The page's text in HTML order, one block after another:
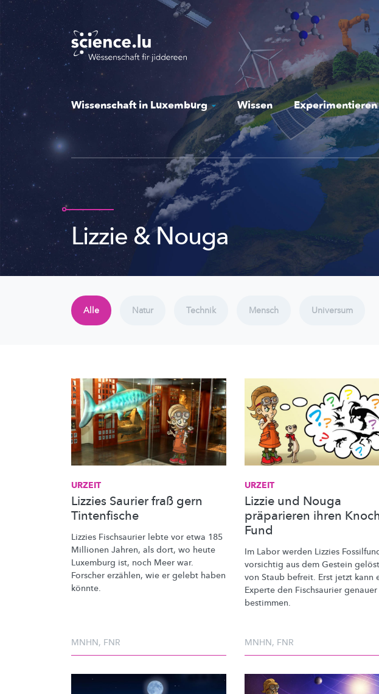
Skip
to
content
Wissenschaft in Luxemburg Wissen Experimentieren
Lizzie & Nouga
Alle Natur Technik Mensch Universum
URZEIT
Lizzies Saurier fraß gern
Tintenfische
Lizzies Fischsaurier lebte vor etwa 185
Millionen Jahren, als dort, wo heute
Luxemburg ist, noch Meer war.
Forscher erzählen, wie er gelebt haben
könnte.
MNHN, FNR
URZEIT
Lizzie und Nouga
präparieren ihren
Fund
Im Labor werden Lizzies
vorsichtig aus dem Gestein
von Staub befreit. Erst jetzt kann
Experte den Fischsaurier genauer
bestimmen.
MNHN, FNR